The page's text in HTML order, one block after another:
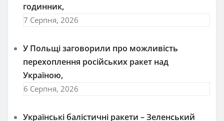
годинник,
7 Серпня, 2026
У Польщі заговорили про можливість
перехоплення російських ракет над
Україною,
6 Серпня, 2026
Українські балістичні ракети – Зеленський